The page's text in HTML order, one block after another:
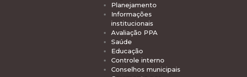
Planejamento
Informações
institucionais
Avaliação PPA
Saúde
Educação
Controle interno
Conselhos municipais